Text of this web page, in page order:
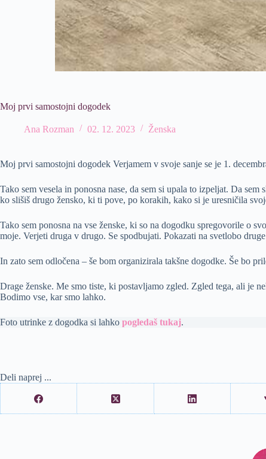
Moj prvi samostojni dogodek
Ana Rozman 02. 12. 2023 Ženska
Moj prvi samostojni dogodek Verjamem v svoje sanje se je 1.
Tako sem vesela in ponosna nase, da sem si upala to izpeljat. Da
ko slišiš drugo žensko, ki ti pove, po korakih, kako si je uresničila
Tako sem ponosna na vse ženske, ki so na dogodku spregovorile o
moje. Verjeti druga v drugo. Se spodbujati. Pokazati na svetlobo
In zato sem odločena – še bom organizirala takšne dogodke. Še bo
Drage ženske. Me smo tiste, ki postavljamo zgled. Zgled tega, ali je
Bodimo vse, kar smo lahko.
Foto utrinke z dogodka si lahko pogledaš tukaj.
Deli naprej ...